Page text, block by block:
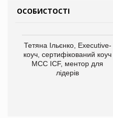
ОСОБИСТОСТІ
Тетяна Ільєнко, Executive-
коуч, сертифікований коуч
МСС ICF, ментор для
лідерів